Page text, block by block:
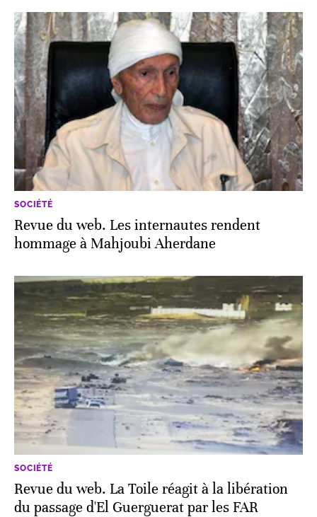
SOCIÉTÉ
Revue du web. Les internautes rendent
hommage à Mahjoubi Aherdane
SOCIÉTÉ
Revue du web. La Toile réagit à la libération
du passage d'El Guerguerat par les FAR